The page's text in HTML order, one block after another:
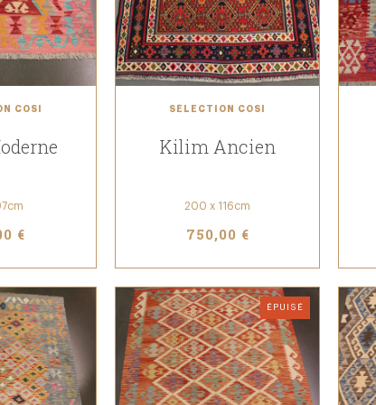
COSI
€
SÉLECTION COSI
Kilim Ancien
200 x 116cm
750,00 €
ÉPUISÉ